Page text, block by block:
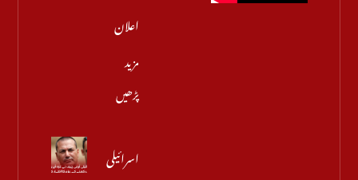
اعلان
مزید
پڑھیں
اسرائیلی